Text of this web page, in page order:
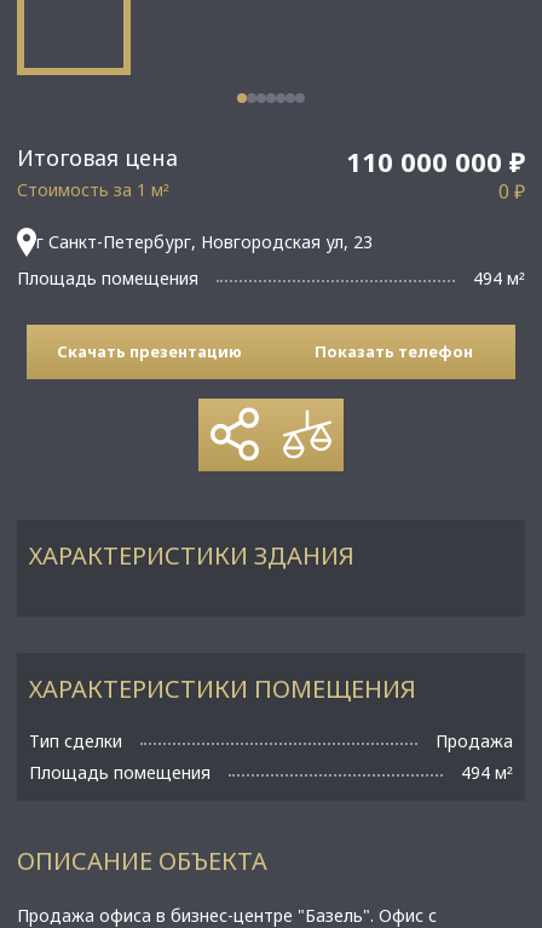
Итоговая цена 110 000 000 ₽
Стоимость за 1 м² 0 ₽
г Санкт-Петербург, Новгородская ул, 23
Площадь помещения
494 м²
Скачать презентацию Показать телефон
ХАРАКТЕРИСТИКИ ПОМЕЩЕНИЯ
Тип сделки
Продажа
Площадь помещения
494 м²
ХАРАКТЕРИСТИКИ ЗДАНИЯ
ОПИСАНИЕ ОБЪЕКТА
Продажа офиса в бизнес-центре "Базель". Офис с